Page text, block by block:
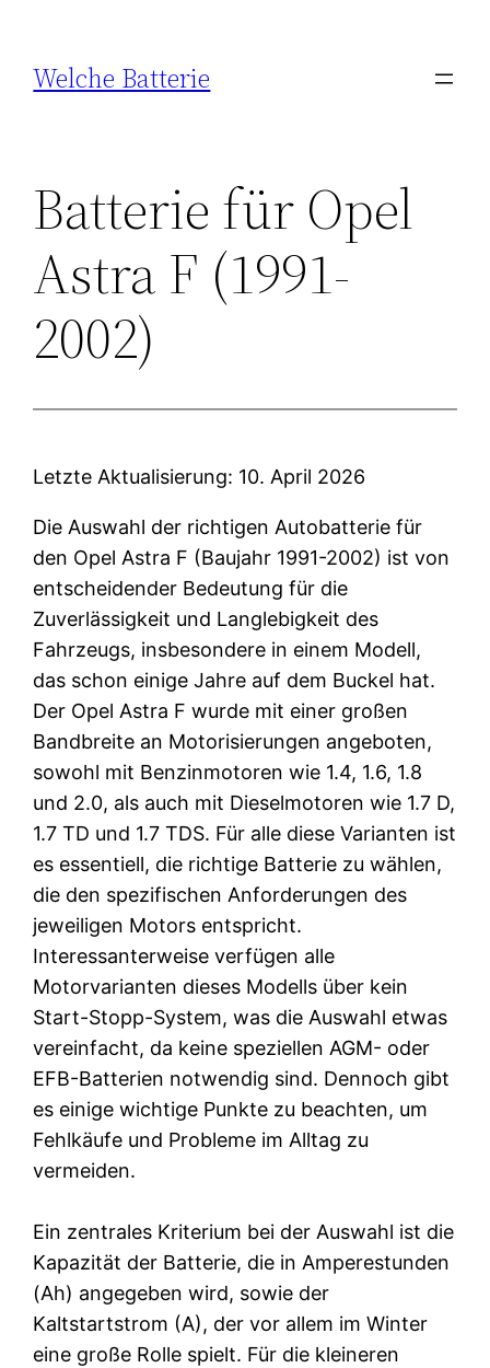
springen
Welche Batterie
Batterie für Opel
Astra F (1991-
2002)
Letzte Aktualisierung: 10. April 2026
Die Auswahl der richtigen Autobatterie für
den Opel Astra F (Baujahr 1991-2002) ist von
entscheidender Bedeutung für die
Zuverlässigkeit und Langlebigkeit des
Fahrzeugs, insbesondere in einem Modell,
das schon einige Jahre auf dem Buckel hat.
Der Opel Astra F wurde mit einer großen
Bandbreite an Motorisierungen angeboten,
sowohl mit Benzinmotoren wie 1.4, 1.6, 1.8
und 2.0, als auch mit Dieselmotoren wie 1.7 D,
1.7 TD und 1.7 TDS. Für alle diese Varianten ist
es essentiell, die richtige Batterie zu wählen,
die den spezifischen Anforderungen des
jeweiligen Motors entspricht.
Interessanterweise verfügen alle
Motorvarianten dieses Modells über kein
Start-Stopp-System, was die Auswahl etwas
vereinfacht, da keine speziellen AGM- oder
EFB-Batterien notwendig sind. Dennoch gibt
es einige wichtige Punkte zu beachten, um
Fehlkäufe und Probleme im Alltag zu
vermeiden.
Ein zentrales Kriterium bei der Auswahl ist die
Kapazität der Batterie, die in Amperestunden
(Ah) angegeben wird, sowie der
Kaltstartstrom (A), der vor allem im Winter
eine große Rolle spielt. Für die kleineren